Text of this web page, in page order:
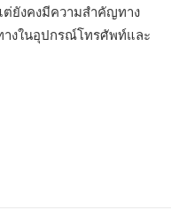
ต่ยังคงมีความสำคัญทาง
างในอุปกรณ์โทรศัพท์และ